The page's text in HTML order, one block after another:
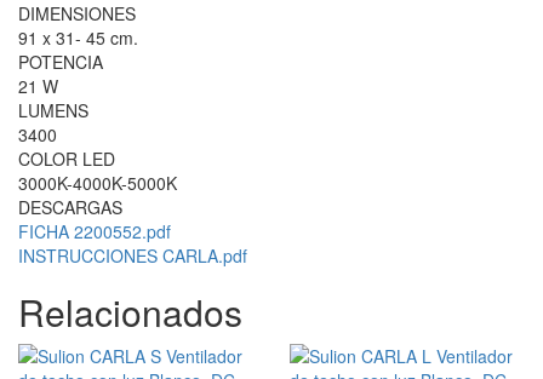
DIMENSIONES
91 x 31- 45 cm.
POTENCIA
21 W
LUMENS
3400
COLOR LED
3000K-4000K-5000K
DESCARGAS
FICHA 2200552.pdf
INSTRUCCIONES CARLA.pdf
Relacionados